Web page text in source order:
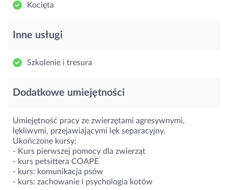
Kocięta
Inne usługi
Szkolenie i tresura
Dodatkowe umiejętności
Umiejętność pracy ze zwierzętami agresywnymi,
lękliwymi, przejawiającymi lęk separacyjny.
Ukończone kursy:
- Kurs pierwszej pomocy dla zwierząt
- kurs petsittera COAPE
- kurs: komunikacja psów
- kurs: zachowanie i psychologia kotów